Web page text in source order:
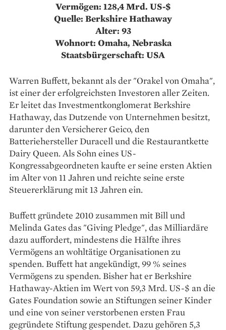
Vermögen: 128,4 Mrd. US-$
Quelle: Berkshire Hathaway
Alter: 93
Wohnort: Omaha, Nebraska
Staatsbürgerschaft: USA
Warren Buffett, bekannt als der "Orakel von Omaha",
ist einer der erfolgreichsten Investoren aller Zeiten.
Er leitet das Investmentkonglomerat Berkshire
Hathaway, das Dutzende von Unternehmen besitzt,
darunter den Versicherer Geico, den
Batteriehersteller Duracell und die Restaurantkette
Dairy Queen. Als Sohn eines US-
Kongressabgeordneten kaufte er seine ersten Aktien
im Alter von 11 Jahren und reichte seine erste
Steuererklärung mit 13 Jahren ein.
Buffett gründete 2010 zusammen mit Bill und
Melinda Gates das "Giving Pledge", das Milliardäre
dazu auffordert, mindestens die Hälfte ihres
Vermögens an wohltätige Organisationen zu
spenden. Buffett hat angekündigt, 99 % seines
Vermögens zu spenden. Bisher hat er Berkshire
Hathaway-Aktien im Wert von 59,3 Mrd. US-$ an die
Gates Foundation sowie an Stiftungen seiner Kinder
und eine von seiner verstorbenen ersten Frau
gegründete Stiftung gespendet. Dazu gehören 5,3